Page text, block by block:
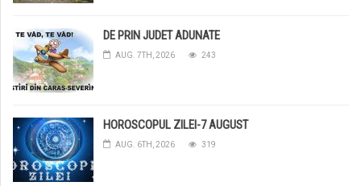
DE PRIN JUDET ADUNATE
AUG. 7TH, 2026 243
HOROSCOPUL ZILEI-7 AUGUST
AUG. 6TH, 2026 319